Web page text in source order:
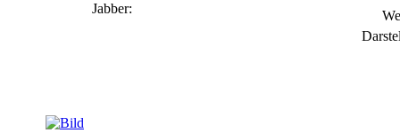
Jabber: